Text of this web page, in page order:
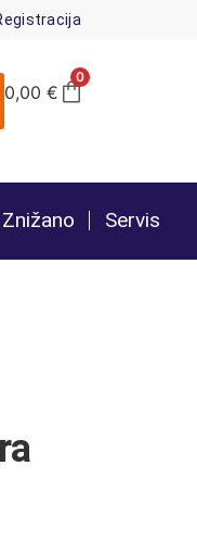
0
0,00 €
Znižano Servis